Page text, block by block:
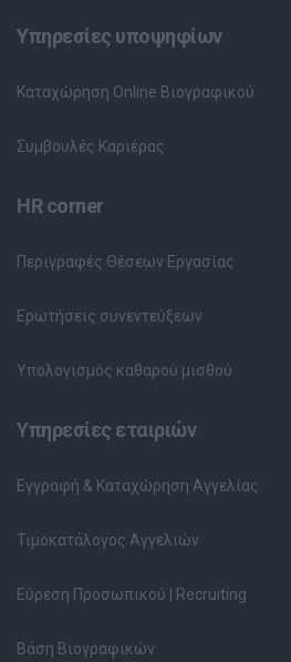
Υπηρεσίες υποψηφίων
Καταχώρηση Online Βιογραφικού
Συμβουλές Καριέρας
HR corner
Περιγραφές Θέσεων Εργασίας
Ερωτήσεις συνεντεύξεων
Υπολογισμός καθαρού μισθού
Υπηρεσίες εταιριών
Εγγραφή & Καταχώρηση Αγγελίας
Τιμοκατάλογος Αγγελιών
Εύρεση Προσωπικού | Recruiting
Βάση Βιογραφικών